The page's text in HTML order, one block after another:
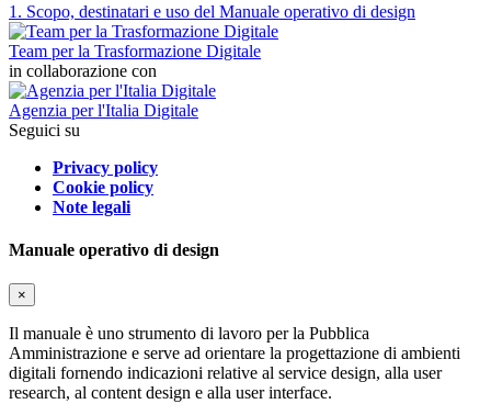
1. Scopo, destinatari e uso del Manuale operativo di design
Team per la Trasformazione Digitale
in collaborazione con
Agenzia per l'Italia Digitale
Seguici su
Privacy policy
Cookie policy
Note legali
Manuale operativo di design
×
Il manuale è uno strumento di lavoro per la Pubblica
Amministrazione e serve ad orientare la progettazione di ambienti
digitali fornendo indicazioni relative al service design, alla user
research, al content design e alla user interface.